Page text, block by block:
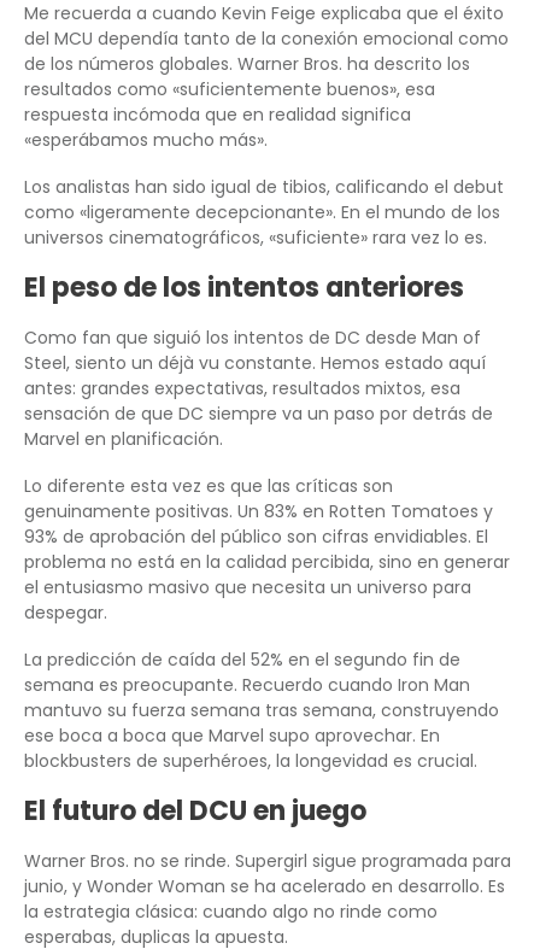
Me recuerda a cuando Kevin Feige explicaba que el éxito
del MCU dependía tanto de la conexión emocional como
de los números globales. Warner Bros. ha descrito los
resultados como «suficientemente buenos», esa
respuesta incómoda que en realidad significa
«esperábamos mucho más».
Los analistas han sido igual de tibios, calificando el debut
como «ligeramente decepcionante». En el mundo de los
universos cinematográficos, «suficiente» rara vez lo es.
El peso de los intentos anteriores
Como fan que siguió los intentos de DC desde Man of
Steel, siento un déjà vu constante. Hemos estado aquí
antes: grandes expectativas, resultados mixtos, esa
sensación de que DC siempre va un paso por detrás de
Marvel en planificación.
Lo diferente esta vez es que las críticas son
genuinamente positivas. Un 83% en Rotten Tomatoes y
93% de aprobación del público son cifras envidiables. El
problema no está en la calidad percibida, sino en generar
el entusiasmo masivo que necesita un universo para
despegar.
La predicción de caída del 52% en el segundo fin de
semana es preocupante. Recuerdo cuando Iron Man
mantuvo su fuerza semana tras semana, construyendo
ese boca a boca que Marvel supo aprovechar. En
blockbusters de superhéroes, la longevidad es crucial.
El futuro del DCU en juego
Warner Bros. no se rinde. Supergirl sigue programada para
junio, y Wonder Woman se ha acelerado en desarrollo. Es
la estrategia clásica: cuando algo no rinde como
esperabas, duplicas la apuesta.